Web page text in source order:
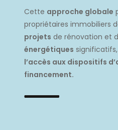
Cette approche globale
propriétaires immobiliers
projets de rénovation et
énergétiques
l’accès aux dispositifs
financement.